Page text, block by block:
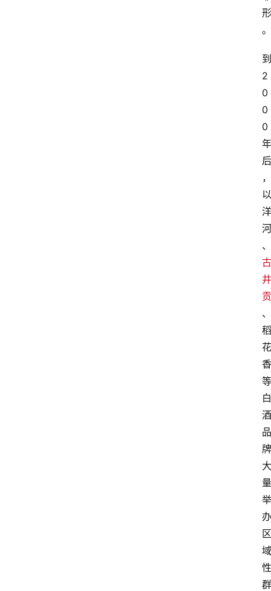
形
。
到
2
0
0
0
年
后
，
以
洋
河
、
古
井
贡
、
稻
花
香
等
白
酒
品
牌
大
量
举
办
区
域
性
群